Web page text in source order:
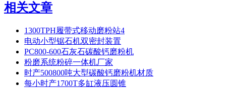
相关文章
1300TPH履带式移动磨粉站4
电动小型锯石机双密封装置
PC800-600石灰石碳酸钙磨粉机
粉磨系统粉碎一体机厂家
时产500800吨大型碳酸钙磨粉机材质
每小时产1700T多缸液压圆锥